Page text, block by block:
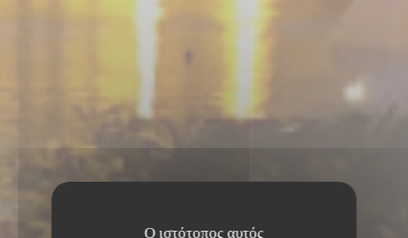
Ο ιστότοπος αυτός